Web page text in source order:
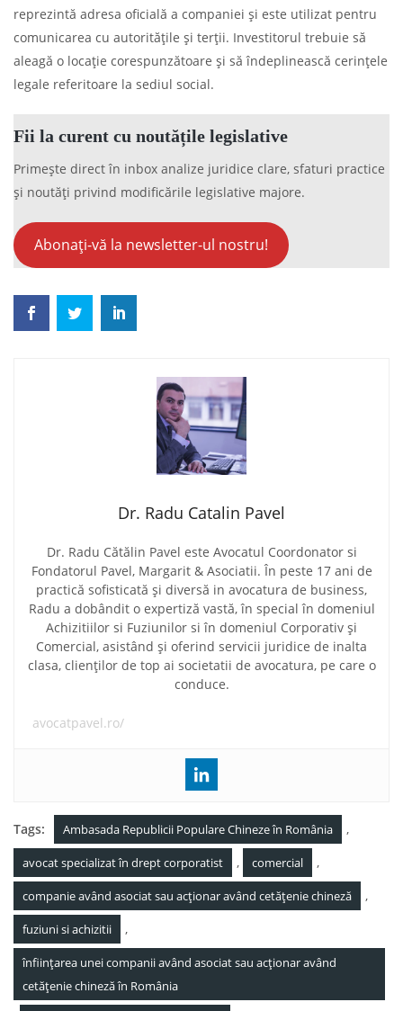
reprezintă adresa oficială a companiei și este utilizat pentru
comunicarea cu autoritățile și terții. Investitorul trebuie să
aleagă o locație corespunzătoare și să îndeplinească cerințele
legale referitoare la sediul social.
Fii la curent cu noutățile legislative
Primește direct în inbox analize juridice clare, sfaturi practice
și noutăți privind modificările legislative majore.
Abonați-vă la newsletter-ul nostru!
Dr. Radu Catalin Pavel
Dr. Radu Cătălin Pavel este Avocatul Coordonator si
Fondatorul Pavel, Margarit & Asociatii. În peste 17 ani de
practică sofisticată și diversă in avocatura de business,
Radu a dobândit o expertiză vastă, în special în domeniul
Achizitiilor si Fuziunilor si în domeniul Corporativ și
Comercial, asistând și oferind servicii juridice de inalta
clasa, clienților de top ai societatii de avocatura, pe care o
conduce.
avocatpavel.ro/
Tags: Ambasada Republicii Populare Chineze în România ,
avocat specializat în drept corporatist , comercial ,
companie având asociat sau acționar având cetățenie chineză ,
fuziuni si achizitii ,
înființarea unei companii având asociat sau acționar având
cetățenie chineză în România